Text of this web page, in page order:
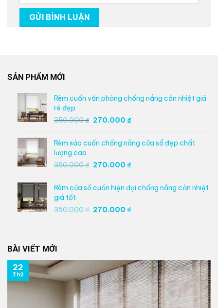
SẢN PHẨM MỚI
Rèm cuốn văn phòng chống nắng cản nhiệt giá
rẻ đẹp
350.000₫ Giá
là:
350.000 ₫.
270.000 ₫Giá
tại
là:
270.000 ₫.
Rèm sáo cuốn chống nắng cửa sổ đẹp chất
lượng cao
350.000₫ Giá
là:
350.000 ₫.
270.000 ₫Giá
tại
là:
Rèm cửa sổ cuốn hiện đại chống nắng cản nhiệt
giá tốt
350.000₫ Giá
270.000 ₫Giá
BÀI VIẾT MỚI
22
Th2